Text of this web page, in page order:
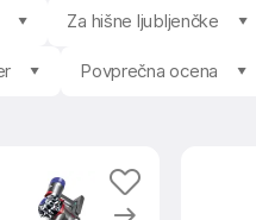
Za hišne ljubljenčke
Povprečna ocena